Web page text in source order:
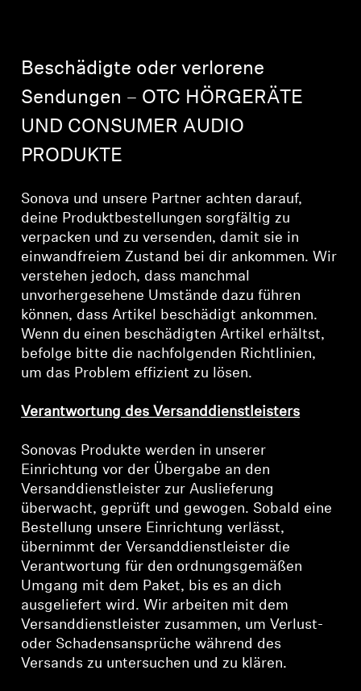
AMBEO Ersatzteile & Zubehör
Entdecken
Über uns
Innovationen
Soundspace
Support
Beschädigte oder verlorene
Sendungen – OTC HÖRGERÄTE
UND CONSUMER AUDIO
PRODUKTE
Sonova und unsere Partner achten darauf,
deine Produktbestellungen sorgfältig zu
verpacken und zu versenden, damit sie in
einwandfreiem Zustand bei dir ankommen. Wir
verstehen jedoch, dass manchmal
unvorhergesehene Umstände dazu führen
können, dass Artikel beschädigt ankommen.
Wenn du einen beschädigten Artikel erhältst,
befolge bitte die nachfolgenden Richtlinien,
um das Problem effizient zu lösen.
Verantwortung des Versanddienstleisters
Sonovas Produkte werden in unserer
Einrichtung vor der Übergabe an den
Versanddienstleister zur Auslieferung
überwacht, geprüft und gewogen. Sobald eine
Bestellung unsere Einrichtung verlässt,
übernimmt der Versanddienstleister die
Verantwortung für den ordnungsgemäßen
Umgang mit dem Paket, bis es an dich
ausgeliefert wird. Wir arbeiten mit dem
Versanddienstleister zusammen, um Verlust-
oder Schadensansprüche während des
Versands zu untersuchen und zu klären.